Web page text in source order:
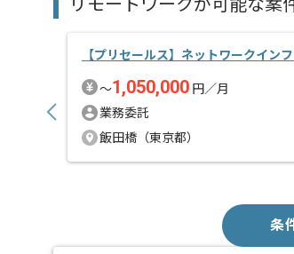
リモートワークが可能な案
【プリセールス】ネットワークイン
〜1,050,000 円／月
業務委託
飯田橋（東京都）
条